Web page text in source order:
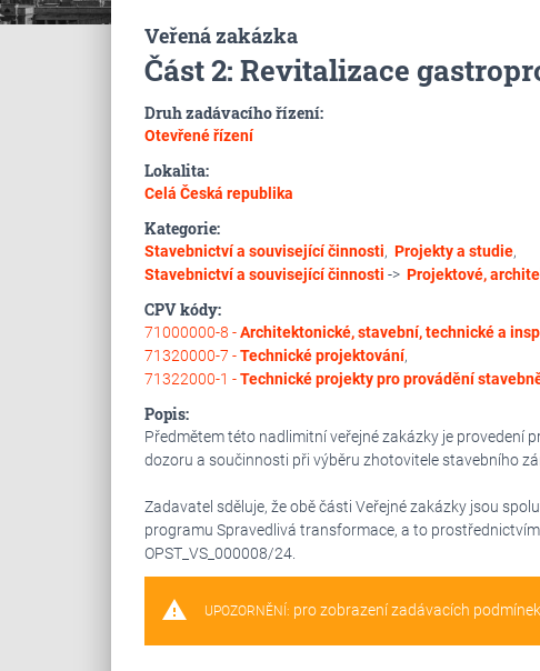
Veřená zakázka
Část 2: Revitalizace
Druh zadávacího řízení:
Otevřené řízení
Lokalita:
Celá Česká republika
Kategorie:
Stavebnictví a související činnosti, Projekty a studie,
Stavebnictví a související činnosti -> Projektové,
CPV kódy:
71000000-8 -Architektonické, stavební, technické a
71320000-7 -Technické projektování,
71322000-1 -Technické projekty pro provádění
Popis:
Předmětem této nadlimitní veřejné zakázky je provedení
dozoru a součinnosti při výběru zhotovitele stavebního
Zadavatel sděluje, že obě části Veřejné zakázky jsou
programu Spravedlivá transformace, a to
OPST_VS_000008/24.
warning UPOZORNĚNÍ: pro zobrazení zadávacích podmínek